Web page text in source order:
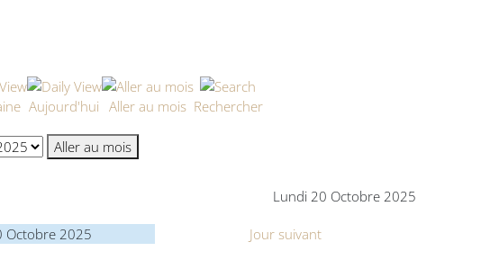
Aujourd'hui Aller au mois Rechercher
Aller au mois
Lundi 20 Octobre 2025
Octobre 2025
Jour suivant